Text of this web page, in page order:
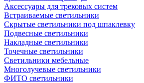
Аксессуары для трековых систем
Встраиваемые светильники
Скрытые светильники под шпаклевку
Подвесные светильники
Накладные светильники
Точечные светильники
Светильники мебельные
Многолучевые светильники
ФИТО светильники